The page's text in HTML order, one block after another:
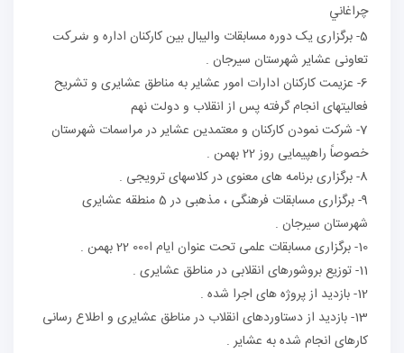
چراغاني
5- برگزاری یک دوره مسابقات والیبال بین کارکنان اداره و
شرکت
تعاونی عشایر شهرستان سیرجان .
6- عزیمت کارکنان ادارات امور عشاير به مناطق عشایری و تشریح
فعالیتهای انجام گرفته پس از انقلاب و دولت نهم
7- شرکت نمودن کارکنان و معتمدین عشایر در مراسمات شهرستان
خصوصاً راهپیمایی روز 22 بهمن .
8- برگزاری برنامه های معنوی در کلاسهای ترویجی .
9- برگزاری مسابقات فرهنگی ، مذهبی در 5 منطقه عشایری
شهرستان سیرجان .
10- برگزاری مسابقات علمی تحت عنوان ایام ا000 22 بهمن .
11- توزیع بروشورهای انقلابی در مناطق عشایری .
12- بازدید از پروژه های اجرا شده .
13- بازدید از دستاوردهای انقلاب در مناطق عشایری و اطلاع رسانی
کارهای انجام شده به عشایر .